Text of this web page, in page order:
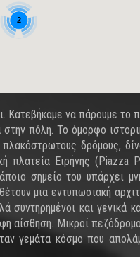
2
Κατεβήκαμε να πάρουμε το
πόλη. Το όμορφο
δρόμους,
πλατεία Ειρήνης (Piazza
σημείο του υπάρχει
μια εντυπωσιακή
συντηρημένοι και γενικά
αίσθηση. Μικροί
γεμάτα κόσμο που